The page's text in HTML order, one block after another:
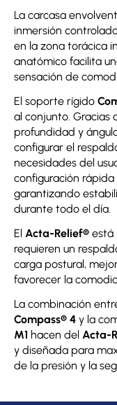
La carcasa
inmersión
en la zona torácica
anatómico facilita
sensación de
El soporte rígido
al conjunto. Gracias
profundidad y
configurar el
necesidades del
configuración
garantizando
durante todo el día.
El Acta-Relief® está
requieren un
carga postural,
favorecer la
La combinación
Compass® 4 y la
M1 hacen del Acta-
y diseñada para
de la presión y la